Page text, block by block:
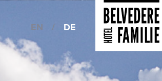
EN / DE